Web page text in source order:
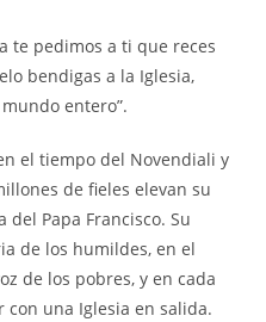
te pedimos a ti que reces
bendigas a la Iglesia,
entero”.
el tiempo del Novendiali y
de fieles elevan su
Papa Francisco. Su
de los humildes, en el
de los pobres, y en cada
con una Iglesia en salida.